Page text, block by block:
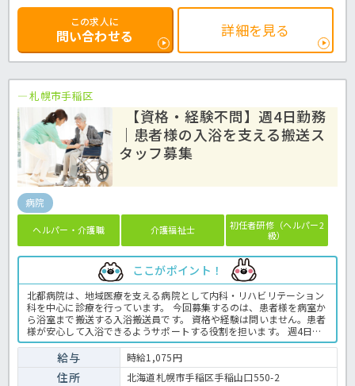
この求人に
問い合わせる 詳細を見る
札幌市手稲区
【資格・経験不問】週4日勤務
｜患者様の入浴を支える搬送ス
タッフ募集
病院
ヘルパー・介護職 介護福祉士
初任者研修（ヘルパー2
級）
ここがポイント！
北都病院は、地域医療を支える病院として内科・リハビリテーション
科を中心に診療を行っています。 今回募集するのは、患者様を病室か
ら浴室まで搬送する入浴搬送員です。 資格や経験は問いません。患者
様が安心して入浴できるようサポートする役割を担います。 週4日・9
時から16時までの勤務で、土日祝休みのため、家庭やプライベートと
の両立を目指したい方にもおすすめです。 病院での入浴業務全般で
す。 ＜介護職 パート 病院の入浴搬送員求人＞
給与 時給1,075円
住所 北海道札幌市手稲区手稲山口550-2